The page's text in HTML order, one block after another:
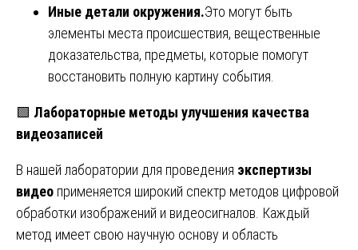
Иные детали окружения.Это могут быть
элементы места происшествия, вещественные
доказательства, предметы, которые помогут
восстановить полную картину события.
🟩 Лабораторные методы улучшения качества
видеозаписей
В нашей лаборатории для проведения экспертизы
видео применяется широкий спектр методов цифровой
обработки изображений и видеосигналов. Каждый
метод имеет свою научную основу и область